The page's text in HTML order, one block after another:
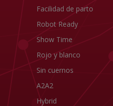
Facilidad de parto
Robot Ready
Show Time
Rojo y blanco
Sin cuernos
A2A2
Hybrid